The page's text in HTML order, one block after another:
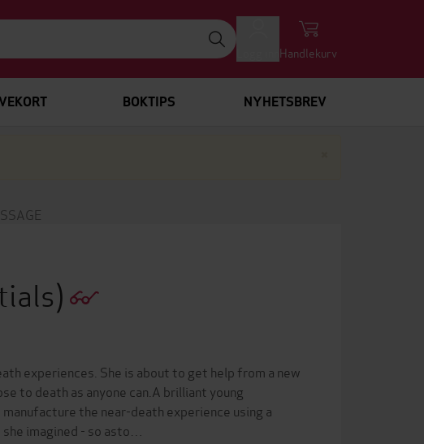
Handlekurv
BOKTIPS NYHETSBREV
experiences. She is about to get help from a new
to death as anyone can.A brilliant young
the near-death experience using a
imagined - so asto…